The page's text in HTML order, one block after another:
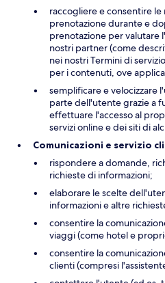
raccogliere e consentire le
prenotazione durante e
prenotazione per valutare
nostri partner (come
nei nostri Termini di
per i contenuti, ove
semplificare e velocizzare
parte dell'utente grazie a
effettuare l'accesso al
servizi online e dei siti di
Comunicazioni e servizio
rispondere a domande,
richieste di informazioni;
elaborare le scelte
informazioni e altre
consentire la
viaggi (come hotel e
consentire la
clienti (compresi